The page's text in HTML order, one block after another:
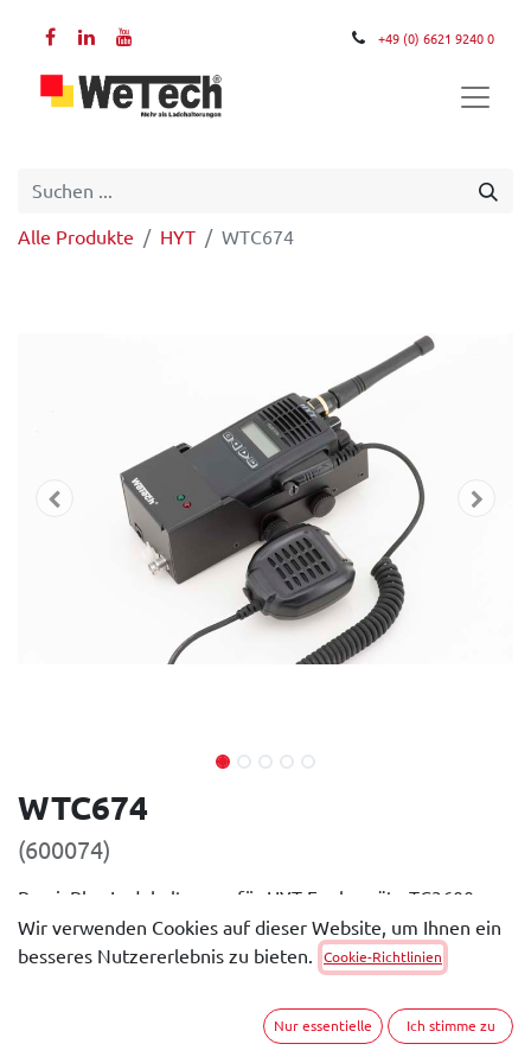
+49 (0) 6621 9240 0
Alle Produkte HYT WTC674
WTC674
(600074)
PassivPlus Ladehalterung für HYT Funkgeräte TC3600-
11b. Verwendbar mit den Akkus BL-3600A und BL2104.
Die PassivPlus Ladehalterung bietet zusätzlich zu den
gewohnten Funktionen Schnellladung und Ladeerhaltung
Wir verwenden Cookies auf dieser Website, um Ihnen ein
besseres Nutzererlebnis zu bieten.
Cookie-Richtlinien
Nur essentielle Ich stimme zu